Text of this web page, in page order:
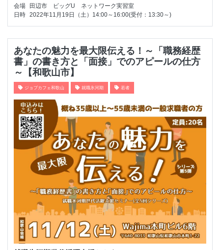
会場
田辺市 ビッグU ネットワーク実習室
日時 2022年11月19日（土）14:00～16:00(受付：13:30～)
あなたの魅力を最大限伝える！～「職務経歴
書」の書き方と「面接」でのアピールの仕方
～【和歌山市】
ジョブカフェ和歌山 就職氷河期 若者